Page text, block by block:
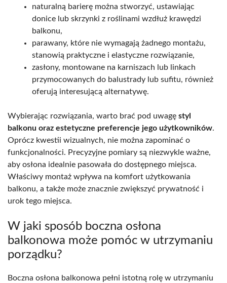
naturalną barierę można stworzyć, ustawiając
donice lub skrzynki z roślinami wzdłuż krawędzi
balkonu,
parawany, które nie wymagają żadnego montażu,
stanowią praktyczne i elastyczne rozwiązanie,
zasłony, montowane na karniszach lub linkach
przymocowanych do balustrady lub sufitu, również
oferują interesującą alternatywę.
Wybierając rozwiązania, warto brać pod uwagę styl
balkonu oraz estetyczne preferencje jego użytkowników.
Oprócz kwestii wizualnych, nie można zapominać o
funkcjonalności. Precyzyjne pomiary są niezwykle ważne,
aby osłona idealnie pasowała do dostępnego miejsca.
Właściwy montaż wpływa na komfort użytkowania
balkonu, a także może znacznie zwiększyć prywatność i
urok tego miejsca.
W jaki sposób boczna osłona
balkonowa może pomóc w utrzymaniu
porządku?
Boczna osłona balkonowa pełni istotną rolę w utrzymaniu